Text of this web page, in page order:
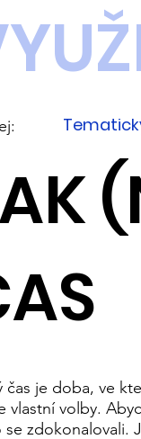
čas je doba, ve
vlastní volby.
se zdokonalovali.